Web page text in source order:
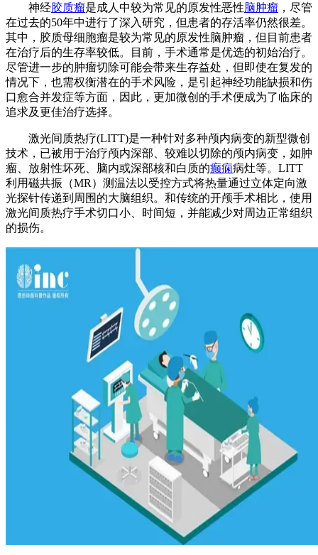
神经胶质瘤是成人中较为常见的原发性恶性脑肿瘤 ，尽管
在过去的50年中进行了深入研究，但患者的存活率仍然很差。
其中，胶质母细胞瘤是较为常见的原发性脑肿瘤，但目前患者
在治疗后的生存率较低。目前，手术通常是优选的初始治疗。
尽管进一步的肿瘤切除可能会带来生存益处，但即使在复发的
情况下，也需权衡潜在的手术风险，是引起神经功能缺损和伤
口愈合并发症等方面，因此，更加微创的手术便成为了临床的
追求及更佳治疗选择。
激光间质热疗(LITT)是一种针对多种颅内病变的新型微创
技术，已被用于治疗颅内深部、较难以切除的颅内病变，如肿
瘤、放射性坏死、脑内或深部核和白质的癫痫病灶等。LITT
利用磁共振（MR）测温法以受控方式将热量通过立体定向激
光探针传递到周围的大脑组织。和传统的开颅手术相比，使用
激光间质热疗手术切口小、时间短，并能减少对周边正常组织
的损伤。